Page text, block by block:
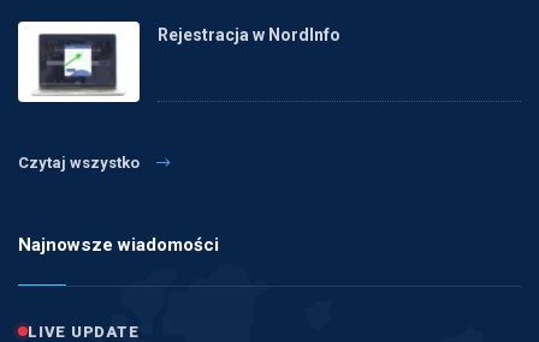
Rejestracja w NordInfo
Czytaj wszystko
Najnowsze wiadomości
LIVE UPDATE